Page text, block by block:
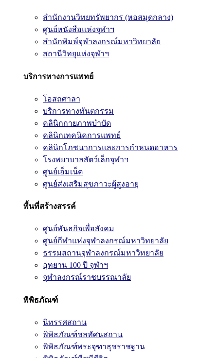
สำนักงานวิทยทรัพยากร (หอสมุดกลาง)
ศูนย์หนังสือแห่งจุฬาฯ
สำนักพิมพ์จุฬาลงกรณ์มหาวิทยาลัย
สถานีวิทยุแห่งจุฬาฯ
บริการทางการแพทย์
โอสถศาลา
บริการทางทันตกรรม
คลินิกกายภาพบำบัด
คลินิกเทคนิคการแพทย์
คลินิกโภชนาการและการกำหนดอาหาร
โรงพยาบาลสัตว์เล็กจุฬาฯ
ศูนย์เอ็มเน็ต
ศูนย์ส่งเสริมสุขภาวะผู้สูงอายุ
พื้นที่สร้างสรรค์
ศูนย์พันธกิจเพื่อสังคม
ศูนย์กีฬาแห่งจุฬาลงกรณ์มหาวิทยาลัย
ธรรมสถานจุฬาลงกรณ์มหาวิทยาลัย
อุทยาน 100 ปี จุฬาฯ
จุฬาลงกรณ์ราชบรรณาลัย
พิพิธภัณฑ์
นิทรรศสถาน
พิพิธภัณฑ์ชลทัศนสถาน
พิพิธภัณฑ์พระจุฑาธุชราชฐาน